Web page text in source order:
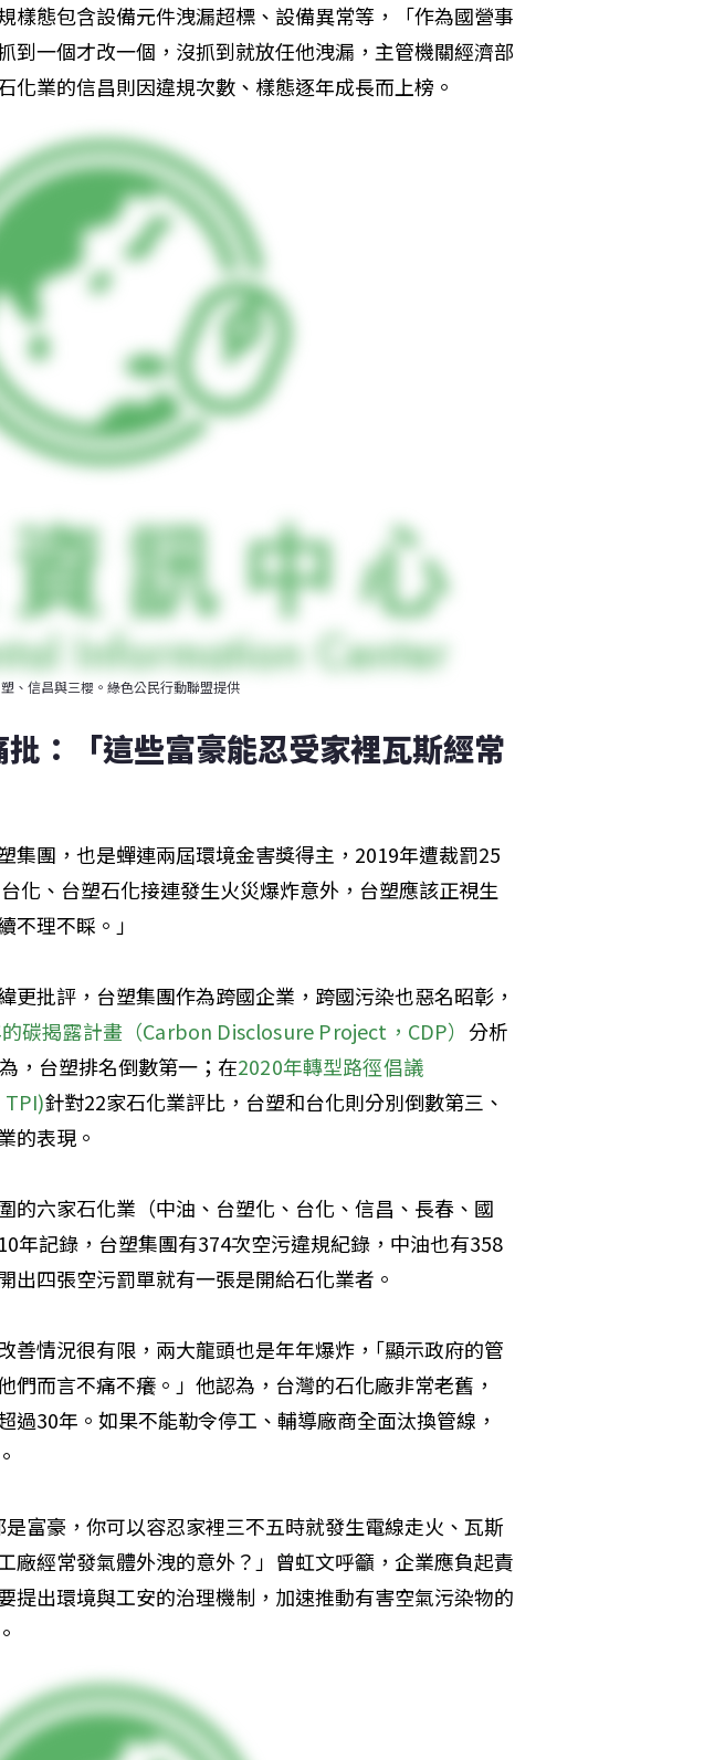
樣態包含設備元件洩漏超標、設備異常等，「作為國營事
到一個才改一個，沒抓到就放任他洩漏，主管機關經濟部
化業的信昌則因違規次數、樣態逐年成長而上榜。
、信昌與三櫻。綠色公民行動聯盟提供
批：「這些富豪能忍受家裡瓦斯經常
集團，也是蟬連兩屆環境金害獎得主，2019年遭裁罰25
化、台塑石化接連發生火災爆炸意外，台塑應該正視生
不理不睬。」
更批評，台塑集團作為跨國企業，跨國污染也惡名昭彰，
碳揭露計畫（Carbon Disclosure Project，CDP） 分析
，台塑排名倒數第一；在2020年轉型路徑倡議
針對22家石化業評比，台塑和台化則分別倒數第三、
的表現。
的六家石化業（中油、台塑化、台化、信昌、長春、國
年記錄，台塑集團有374次空污違規紀錄，中油也有358
出四張空污罰單就有一張是開給石化業者。
善情況很有限，兩大龍頭也是年年爆炸，｢顯示政府的管
們而言不痛不癢。」他認為，台灣的石化廠非常老舊，
過30年。如果不能勒令停工、輔導廠商全面汰換管線，
富豪，你可以容忍家裡三不五時就發生電線走火、瓦斯
廠經常發氣體外洩的意外？」曾虹文呼籲，企業應負起責
提出環境與工安的治理機制，加速推動有害空氣污染物的